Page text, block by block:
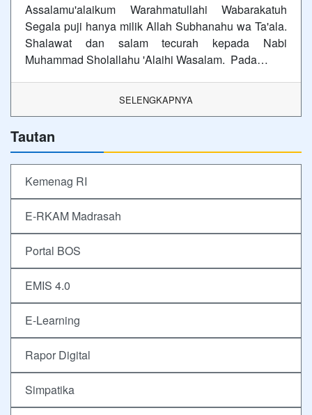
Assalamu'alaikum Warahmatullahi Wabarakatuh
Segala puji hanya milik Allah Subhanahu wa Ta'ala.
Shalawat dan salam tecurah kepada Nabi
Muhammad Sholallahu 'Alaihi Wasalam. Pada…
SELENGKAPNYA
Tautan
Kemenag RI
E-RKAM Madrasah
Portal BOS
EMIS 4.0
E-Learning
Rapor Digital
Simpatika